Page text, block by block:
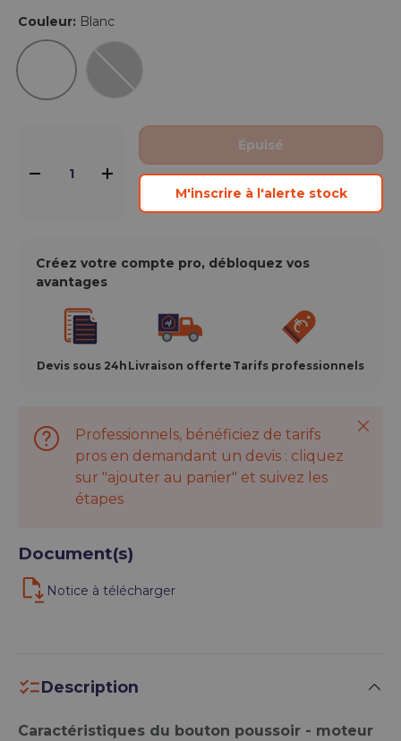
Couleur: Blanc
Blanc
- +
Épuisé
M'inscrire à l'alerte stock
Créez votre compte pro, débloquez vos
avantages
Devis sous 24h Livraison offerte Tarifs professionnels
Professionnels, bénéficiez de tarifs
pros en demandant un devis : cliquez
sur "ajouter au panier" et suivez les
étapes
Document(s)
Notice à télécharger
Description
Caractéristiques du bouton poussoir - moteur